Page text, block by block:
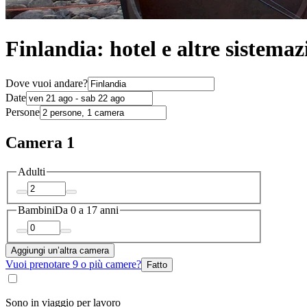
Finlandia: hotel e altre
Dove vuoi andare?
Date
Persone
Camera 1
Adulti
BambiniDa 0 a 17 anni
Aggiungi un’altra camera
Vuoi prenotare 9 o più camere? Fatto
Sono in viaggio per lavoro